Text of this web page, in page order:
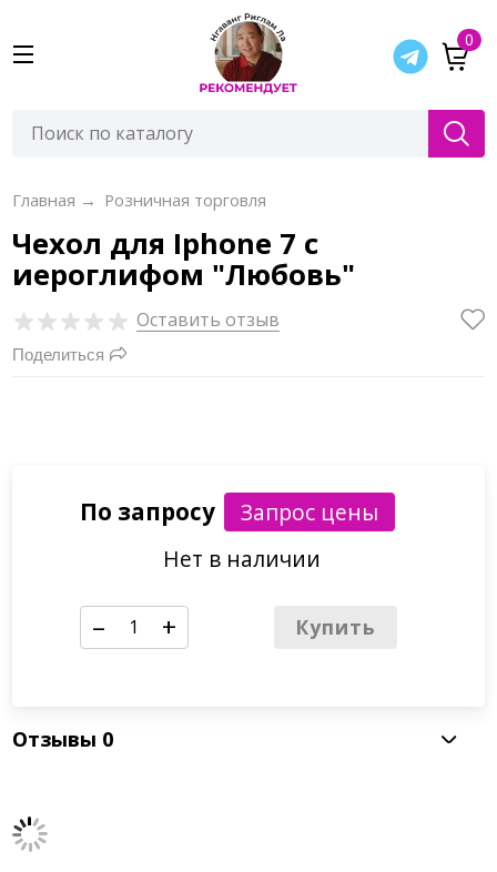
0
Главная → Розничная торговля
Чехол для Iphone 7 с
иероглифом "Любовь"
Оставить отзыв
Поделиться
По запросу
Нет в наличии
– + Купить
Отзывы 0